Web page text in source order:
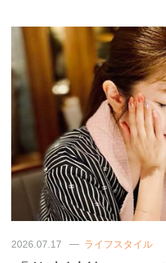
2026.07.17 ライフスタイル